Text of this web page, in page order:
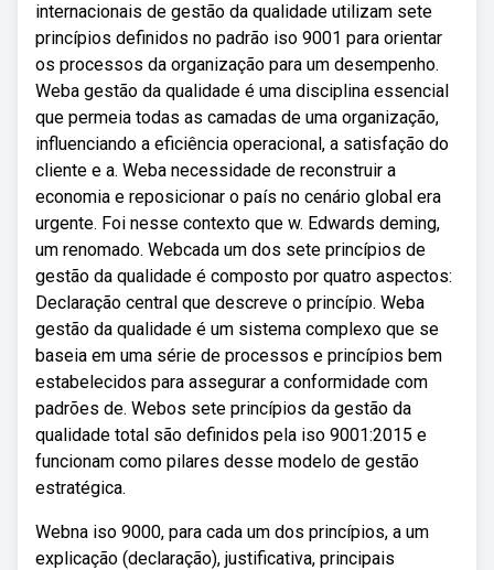
internacionais de gestão da qualidade utilizam sete
princípios definidos no padrão iso 9001 para orientar
os processos da organização para um desempenho.
Weba gestão da qualidade é uma disciplina essencial
que permeia todas as camadas de uma organização,
influenciando a eficiência operacional, a satisfação do
cliente e a. Weba necessidade de reconstruir a
economia e reposicionar o país no cenário global era
urgente. Foi nesse contexto que w. Edwards deming,
um renomado. Webcada um dos sete princípios de
gestão da qualidade é composto por quatro aspectos:
Declaração central que descreve o princípio. Weba
gestão da qualidade é um sistema complexo que se
baseia em uma série de processos e princípios bem
estabelecidos para assegurar a conformidade com
padrões de. Webos sete princípios da gestão da
qualidade total são definidos pela iso 9001:2015 e
funcionam como pilares desse modelo de gestão
estratégica.
Webna iso 9000, para cada um dos princípios, a um
explicação (declaração), justificativa, principais